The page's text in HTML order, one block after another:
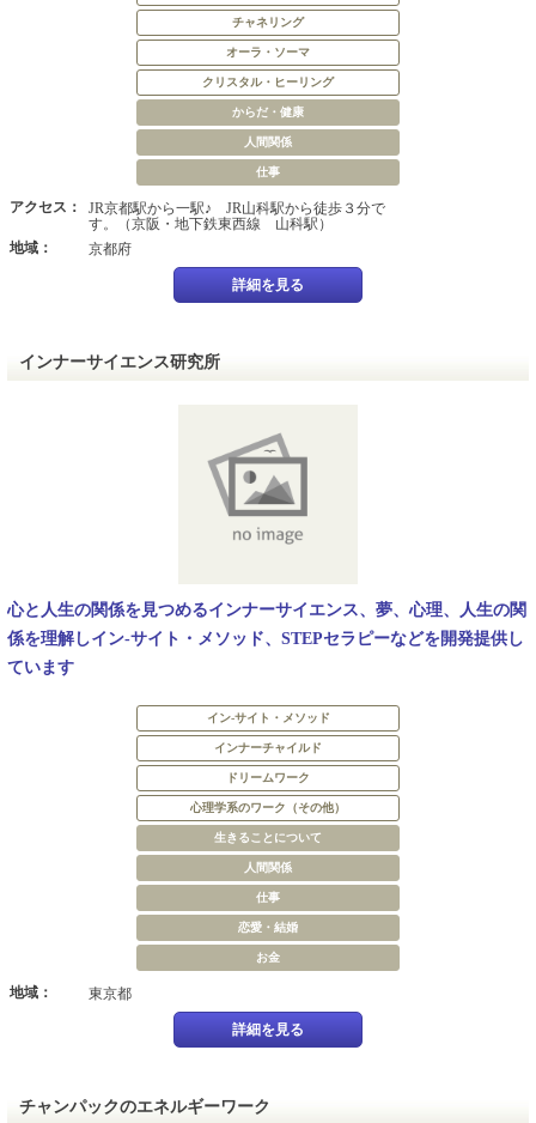
チャネリング
オーラ・ソーマ
クリスタル・ヒーリング
からだ・健康
人間関係
仕事
アクセス：
JR京都駅から一駅♪ JR山科駅から徒歩３分で
す。（京阪・地下鉄東西線 山科駅）
地域：
京都府
詳細を見る
インナーサイエンス研究所
心と人生の関係を見つめるインナーサイエンス、夢、心理、人生の関
係を理解しイン-サイト・メソッド、STEPセラピーなどを開発提供し
ています
イン-サイト・メソッド
インナーチャイルド
ドリームワーク
心理学系のワーク（その他）
生きることについて
人間関係
仕事
恋愛・結婚
お金
地域： 東京都
詳細を見る
チャンパックのエネルギーワーク